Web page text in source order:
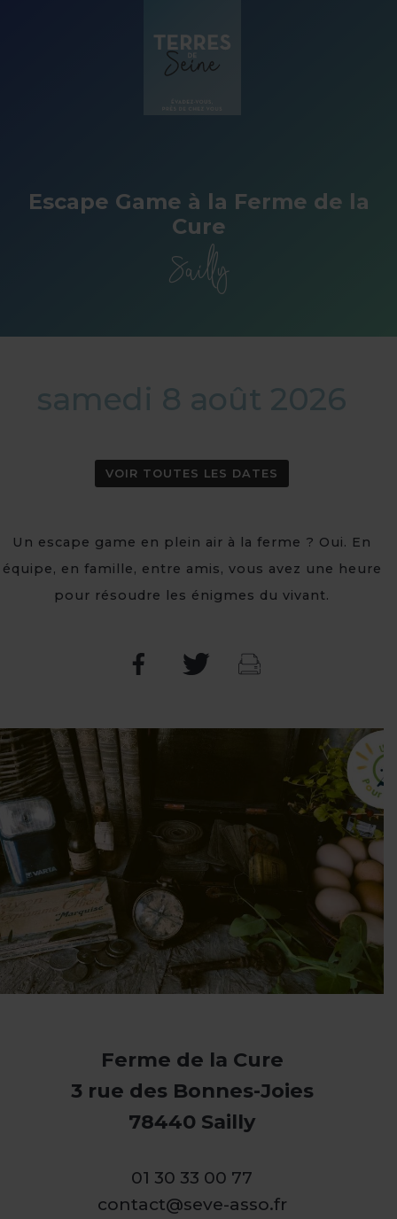
Escape Game à la Ferme de la
Cure
Sailly
samedi 8 août 2026
VOIR TOUTES LES DATES
Un escape game en plein air à la ferme ? Oui. En
équipe, en famille, entre amis, vous avez une heure
pour résoudre les énigmes du vivant.
Ferme de la Cure
3 rue des Bonnes-Joies
78440 Sailly
01 30 33 00 77
contact@seve-asso.fr